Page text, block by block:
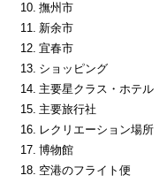
10. 撫州市
11. 新余市
12. 宜春市
13. ショッピング
14. 主要星クラス・ホテル
15. 主要旅行社
16. レクリエーション場所
17. 博物館
18. 空港のフライト便